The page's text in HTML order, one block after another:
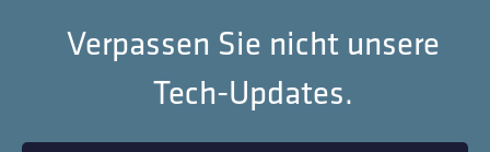
Verpassen Sie nicht unsere
Tech-Updates.